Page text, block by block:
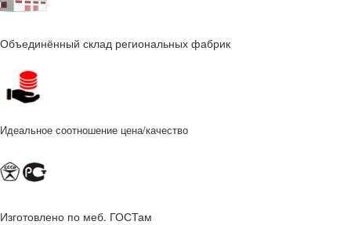
Объединённый склад региональных фабрик
Идеальное соотношение цена/качество
Изготовлено по меб. ГОСТам